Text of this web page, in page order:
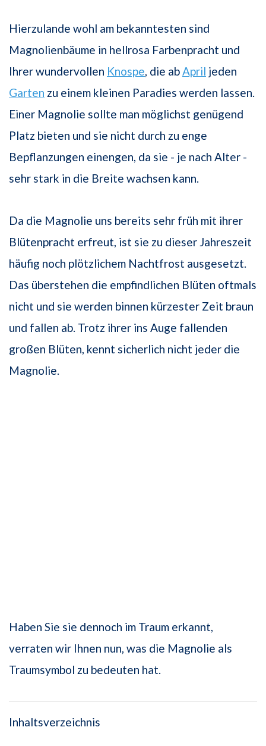
Hierzulande wohl am bekanntesten sind
Magnolienbäume in hellrosa Farbenpracht und
Ihrer wundervollen Knospe, die abApril jeden
Garten zu einem kleinen Paradies werden lassen.
Einer Magnolie sollte man möglichst genügend
Platz bieten und sie nicht durch zu enge
Bepflanzungen einengen, da sie - je nach Alter -
sehr stark in die Breite wachsen kann.
Da die Magnolie uns bereits sehr früh mit ihrer
Blütenpracht erfreut, ist sie zu dieser Jahreszeit
häufig noch plötzlichem Nachtfrost ausgesetzt.
Das überstehen die empfindlichen Blüten oftmals
nicht und sie werden binnen kürzester Zeit braun
und fallen ab. Trotz ihrer ins Auge fallenden
großen Blüten, kennt sicherlich nicht jeder die
Magnolie.
Haben Sie sie dennoch im Traum erkannt,
verraten wir Ihnen nun, was die Magnolie als
Traumsymbol zu bedeuten hat.
Inhaltsverzeichnis